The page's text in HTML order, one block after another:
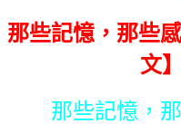
那些記憶，那些
文
那些記憶，